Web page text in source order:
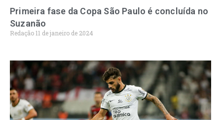
Primeira fase da Copa São Paulo é concluída no
Suzanão
Redação11 de janeiro de 2024